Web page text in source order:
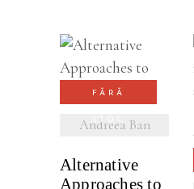
FĂRĂ
STOC
Andreea Ban
VEZI
Alternative
Approaches to